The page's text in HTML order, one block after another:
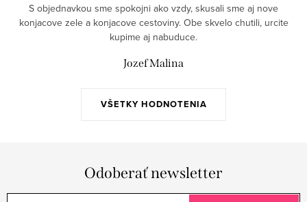
VŠETKY HODNOTENIA
S objednavkou sme spokojni ako vzdy, skusali sme aj nove
konjacove zele a konjacove cestoviny. Obe skvelo chutili, urcite
kupime aj nabuduce.
Jozef Malina
Odoberať newsletter